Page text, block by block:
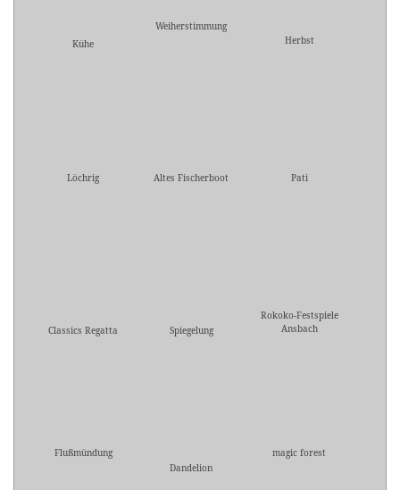
Kühe
Weiherstimmung
Herbst
Löchrig Altes Fischerboot Pati
Classics Regatta Spiegelung
Rokoko-Festspiele
Ansbach
Flußmündung
Dandelion
magic forest